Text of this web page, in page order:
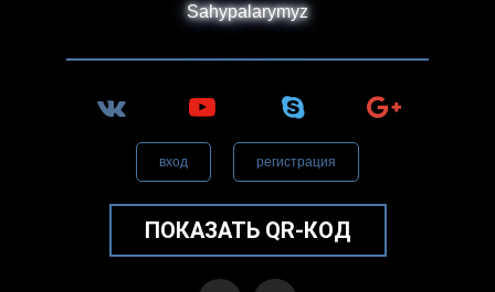
Sahypalarymyz
вход регистрация
ПОКАЗАТЬ QR-КОД